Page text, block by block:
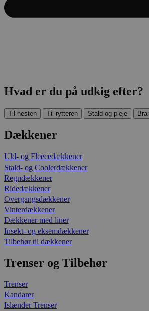
Hvad er du på udkig efter?
Til hesten Til rytteren Stald og pleje
Dækkener
Uld- og Fleecedækkener
Stald- og Coolerdækkener
Regndækkener
Ridedækkener
Overgangsdækkener
Vinterdækkener
Dækkener med liner
Insekt- og eksemdækkener
Tilbehør til dækkener
Trenser og Tilbehør
Trenser
Kandarer
Islænder Trenser